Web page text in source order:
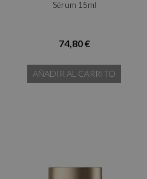
Sérum 15ml
74,80 €
AÑADIR AL CARRITO